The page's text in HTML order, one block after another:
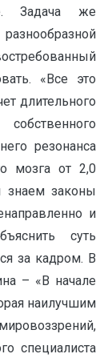
Задача же
«Все это
длительного
резонанса
мозга от 2,0
законы
и
суть
за кадром. В
– «В начале
наилучшим
специалиста